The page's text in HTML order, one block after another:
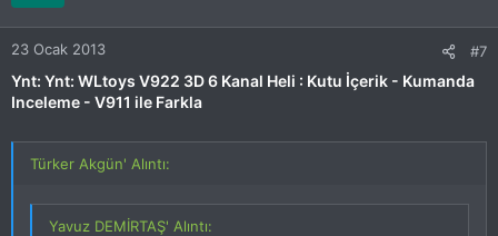
23 Ocak 2013 #7
Ynt: Ynt: WLtoys V922 3D 6 Kanal Heli : Kutu İçerik - Kumanda
Inceleme - V911 ile Farkla
Türker Akgün' Alıntı:
Yavuz DEMİRTAŞ' Alıntı: